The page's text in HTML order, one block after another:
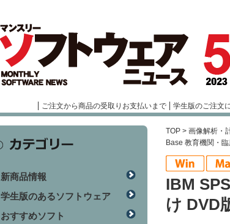
ご注文から商品の受取りお支払いまで 学生版のご注文
TOP > 画像解析・
Base 教育機関・
IBM
け DVD
新商品情報
学生版のあるソフトウェア
おすすめソフト